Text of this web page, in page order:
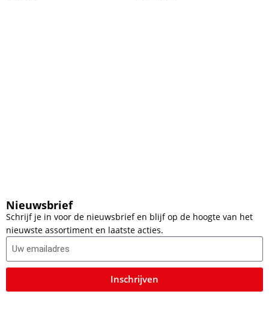
Nieuwsbrief
Schrijf je in voor de nieuwsbrief en blijf op de hoogte van het
nieuwste assortiment en laatste acties.
Inschrijven